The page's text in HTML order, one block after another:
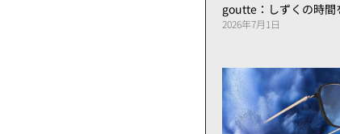
goutte：しずくの時間
2026年7月1日